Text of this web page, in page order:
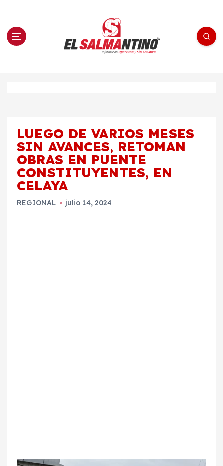
n El Salmantino - medios/noticias/editorial
LUEGO DE VARIOS MESES
SIN AVANCES, RETOMAN
OBRAS EN PUENTE
CONSTITUYENTES, EN
CELAYA
REGIONAL julio 14, 2024